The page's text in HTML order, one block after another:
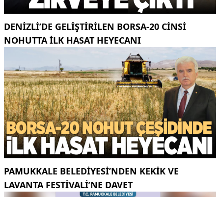
DENIZLI’DE GELIŞTIRILEN BORSA-20 CINSI
NOHUTTA ILK HASAT HEYECANI
PAMUKKALE BELEDIYESI’NDEN KEKIK VE
LAVANTA FESTIVALI’NE DAVET